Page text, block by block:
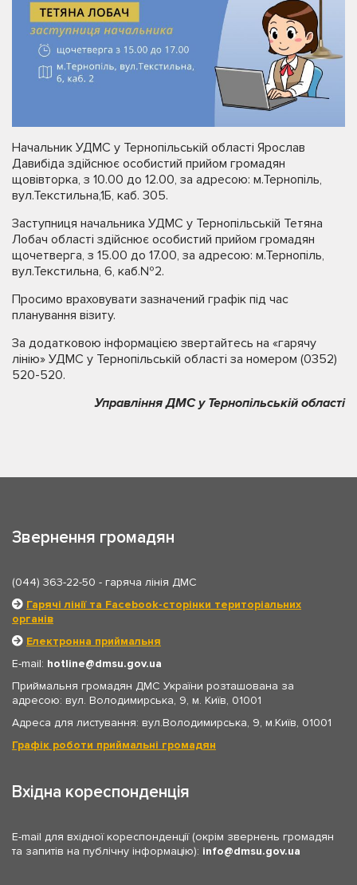
Начальник УДМС у Тернопільській області Ярослав
Давибіда здійснює особистий прийом громадян
щовівторка, з 10.00 до 12.00, за адресою: м.Тернопіль,
вул.Текстильна,1Б, каб. 305.
Заступниця начальника УДМС у Тернопільській Тетяна
Лобач області здійснює особистий прийом громадян
щочетверга, з 15.00 до 17.00, за адресою: м.Тернопіль,
вул.Текстильна, 6, каб.№2.
Просимо враховувати зазначений графік під час
планування візиту.
За додатковою інформацією звертайтесь на «гарячу
лінію» УДМС у Тернопільській області за номером (0352)
520-520.
Управління ДМС у Тернопільській області
Звернення громадян
(044) 363-22-50 - гаряча лінія ДМС
Гарячі лінії та Facebook-сторінки територіальних
органів
Електронна приймальня
E-mail: hotline
dmsu.gov.ua
Приймальня громадян ДМС України розташована за
адресою: вул. Володимирська, 9, м. Київ, 01001
Адреса для листування: вул.Володимирська, 9, м.Київ, 01001
Графік роботи приймальні громадян
Вхідна кореспонденція
E-mail для вхідної кореспонденції (окрім звернень громадян
та запитів на публічну інформацію): info dmsu.gov.ua